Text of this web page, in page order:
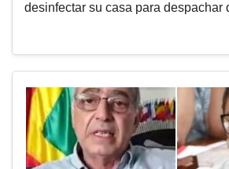
desinfectar su casa para despachar